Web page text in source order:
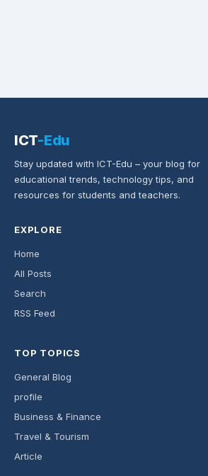
ICT-Edu
Stay updated with ICT-Edu – your blog for
educational trends, technology tips, and
resources for students and teachers.
EXPLORE
Home
All Posts
Search
RSS Feed
TOP TOPICS
General Blog
profile
Business & Finance
Travel & Tourism
Article